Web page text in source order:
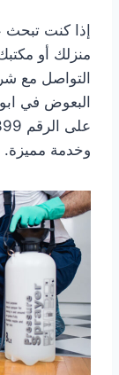
إذا كنت
منزلك أو
التواصل مع
البعوض في
وخدمة مميزة.